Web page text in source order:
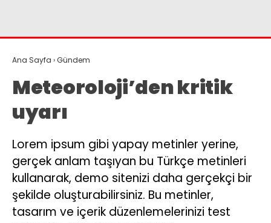
Youtube
Ana Sayfa ›Gündem
Meteoroloji’den kritik
uyarı
Lorem ipsum gibi yapay metinler yerine,
gerçek anlam taşıyan bu Türkçe metinleri
kullanarak, demo sitenizi daha gerçekçi bir
şekilde oluşturabilirsiniz. Bu metinler,
tasarım ve içerik düzenlemelerinizi test